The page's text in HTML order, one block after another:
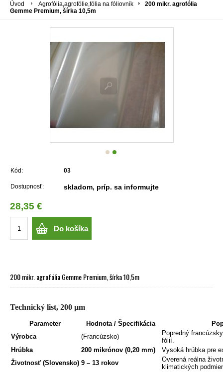
Úvod Agrofólia,agrofólie,fólia na fóliovník
200 mikr. agrofólia
Gemme Premium, šírka 10,5m
Kód: 03
Dostupnosť: skladom, príp. sa informujte
28,35 €
Do košíka
200 mikr. agrofólia Gemme Premium, šírka 10,5m
Technický list, 200 µm
Parameter Hodnota / Špecifikácia
Výrobca
(Francúzsko)
Popredný
fólií.
Hrúbka
200 mikrónov (0,20 mm)
Vysoká hrúbka pre
Životnosť (Slovensko) 9 – 13 rokov
Overená reálna
klimatických